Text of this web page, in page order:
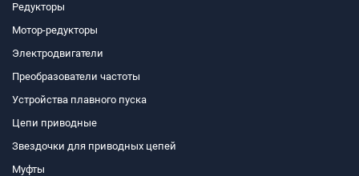
Редукторы
Мотор-редукторы
Электродвигатели
Преобразователи частоты
Устройства плавного пуска
Цепи приводные
Звездочки для приводных цепей
Муфты